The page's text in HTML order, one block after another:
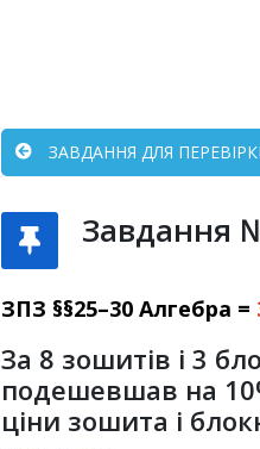
ЗАВДАННЯ ДЛЯ
Завдання
ЗПЗ §§25–30 Алгебра =
За 8 зошитів і 3
подешевшав на
ціни зошита і